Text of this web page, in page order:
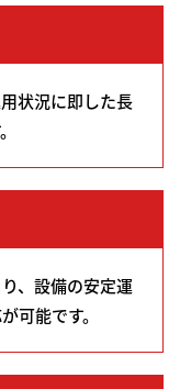
状況に即した長
、設備の安定運
可能です。